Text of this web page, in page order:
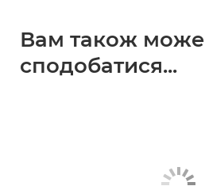
Вам також може
сподобатися...